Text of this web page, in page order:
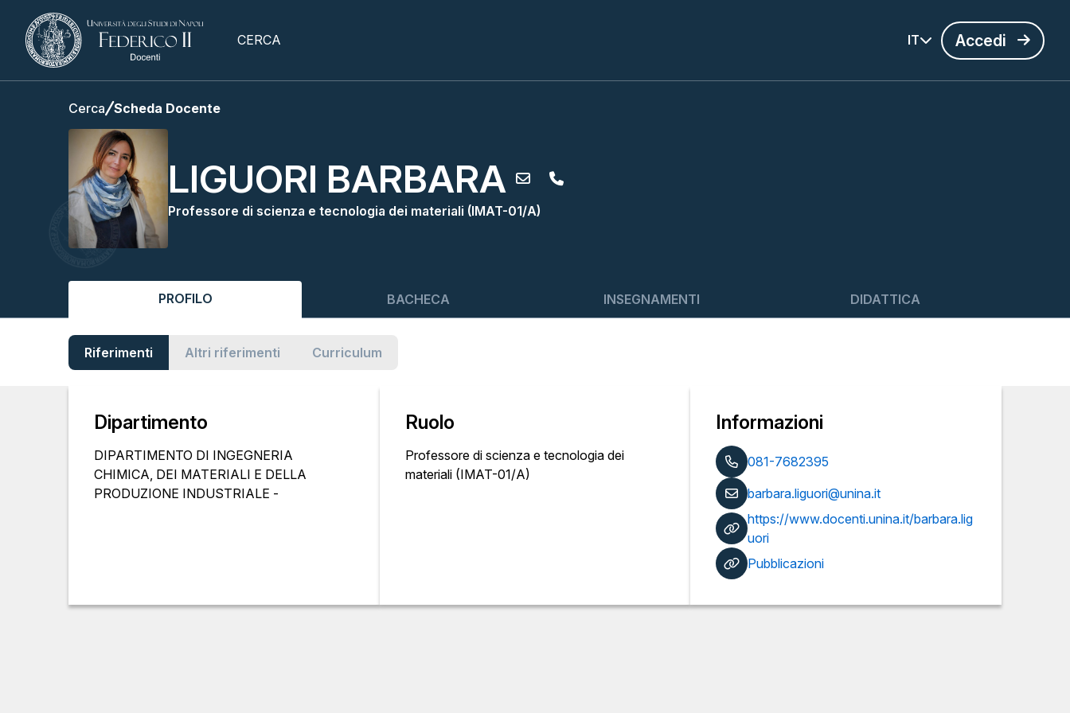
CERCA IT Accedi
Cerca Scheda Docente
LIGUORI BARBARA
Professore di scienza e tecnologia dei materiali (IMAT-01/A)
PROFILO BACHECA INSEGNAMENTI DIDATTICA
Riferimenti Altri riferimenti Curriculum
Dipartimento
DIPARTIMENTO DI INGEGNERIA
CHIMICA, DEI MATERIALI E DELLA
PRODUZIONE INDUSTRIALE -
Ruolo
Professore di scienza e tecnologia dei
materiali (IMAT-01/A)
Informazioni
081-7682395
barbara.liguori@unina.it
https://www.docenti.unina.it/barbara.lig
uori
Pubblicazioni